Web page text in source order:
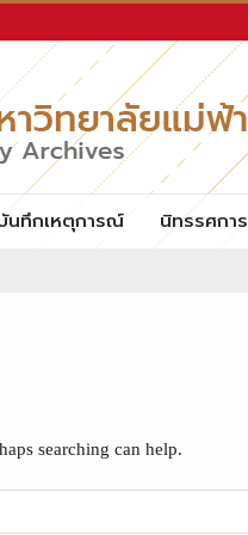
นทึกเหตุการณ์ นิทรรศการ
searching can help.